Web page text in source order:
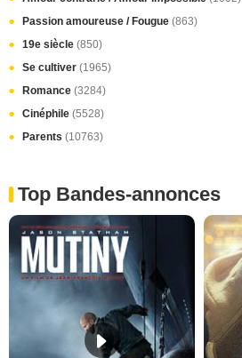
Passion amoureuse / Fougue (863)
19e siècle (850)
Se cultiver (1965)
Romance (3284)
Cinéphile (5528)
Parents (10763)
Top Bandes-annonces